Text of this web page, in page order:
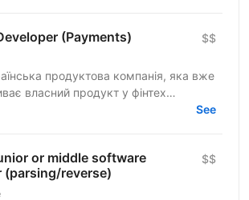
(Payments) $$
продуктова компанія, яка вже
власний продукт у фінтех
компаніям оптимізувати
See
or middle software
(parsing/reverse)
$$